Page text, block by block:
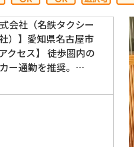
会社（名鉄タクシー
）】愛知県名古屋市
クセス】 徒歩圏内の
ー通勤を推奨。…